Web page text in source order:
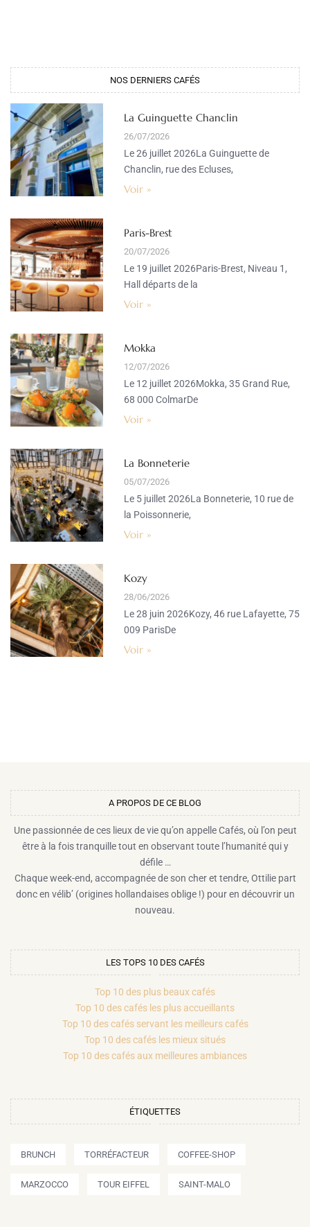
NOS DERNIERS CAFÉS​
La Guinguette Chanclin
26/07/2026
Le 26 juillet 2026La Guinguette de
Chanclin, rue des Ecluses,
Voir »
Paris-Brest
20/07/2026
Le 19 juillet 2026Paris-Brest, Niveau 1,
Hall départs de la
Voir »
Mokka
12/07/2026
Le 12 juillet 2026Mokka, 35 Grand Rue,
68 000 ColmarDe
Voir »
La Bonneterie
05/07/2026
Le 5 juillet 2026La Bonneterie, 10 rue de
la Poissonnerie,
Voir »
Kozy
28/06/2026
Le 28 juin 2026Kozy, 46 rue Lafayette, 75
009 ParisDe
Voir »
A PROPOS DE CE BLOG​
Une passionnée de ces lieux de vie qu’on appelle Cafés, où l’on peut
être à la fois tranquille tout en observant toute l’humanité qui y
défile …
Chaque week-end, accompagnée de son cher et tendre, Ottilie part
donc en vélib’ (origines hollandaises oblige !) pour en découvrir un
nouveau.
LES TOPS 10 DES CAFÉS
Top 10 des plus beaux cafés
Top 10 des cafés les plus accueillants
Top 10 des cafés servant les meilleurs cafés
Top 10 des cafés les mieux situés
Top 10 des cafés aux meilleures ambiances
ÉTIQUETTES
BRUNCH TORRÉFACTEUR COFFEE-SHOP
MARZOCCO TOUR EIFFEL SAINT-MALO